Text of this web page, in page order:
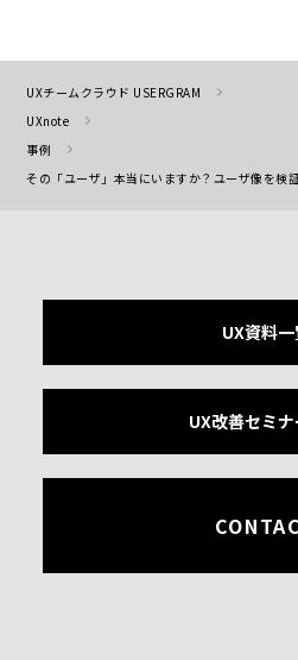
UXチームクラウド USERGRAM
UXnote
事例
その「ユーザ」本当にいますか？ユーザ像を検
UX資料
UX改善セミ